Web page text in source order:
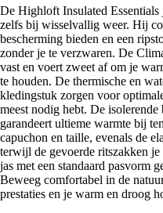
De Highloft Insulated
zelfs bij wisselvallig weer. Hij
bescherming bieden en een
zonder je te verzwaren. De
vast en voert zweet af om je
te houden. De thermische en
kledingstuk zorgen voor
meest nodig hebt. De
garandeert ultieme warmte bij
capuchon en taille, evenals de
terwijl de gevoerde ritszakken
jas met een standaard pasvorm
Beweeg comfortabel in de
prestaties en je warm en droog